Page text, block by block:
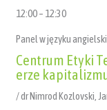
12:00 – 12:30
Panel w języku
Centrum Etyki
erze
/ dr Nimrod Kozlovski,